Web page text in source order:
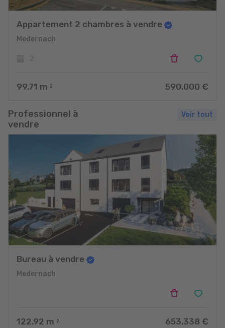
Appartement 2 chambres à vendre
Medernach
99.71 m 2 590.000 €
Professionnel à
vendre
Voir tout
Bureau à vendre
Medernach
122.92 m 2 653.338 €